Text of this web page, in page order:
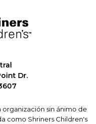
Dr.
organización sin ánimo de
como Shriners Children's